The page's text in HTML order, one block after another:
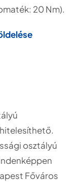
20 Nm).
osztályú
Főváros